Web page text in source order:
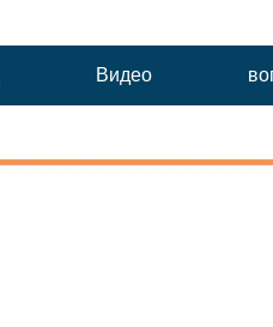
Видео